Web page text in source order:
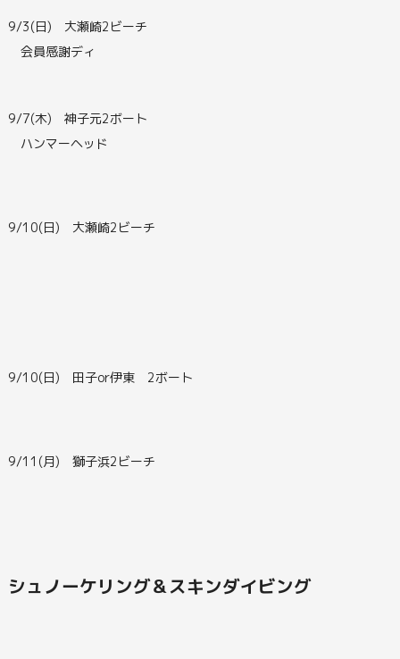
9/3(日) 大瀬崎2ビーチ
会員感謝ディ
9/7(木) 神子元2ボート
ハンマーヘッド
9/10(日) 大瀬崎2ビーチ
9/10(日) 田子or伊東 2ボート
9/11(月) 獅子浜2ビーチ
シュノーケリング＆スキンダイビング